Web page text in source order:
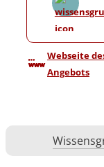
Webseite
Angebots